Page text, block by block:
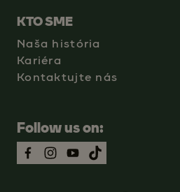
KTO SME
Naša história
Kariéra
Kontaktujte nás
Follow us on: